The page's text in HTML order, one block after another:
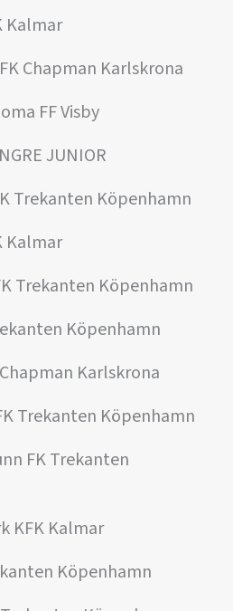
Kalmar
Chapman Karlskrona
FF Visby
JUNIOR
Trekanten Köpenhamn
Kalmar
Trekanten Köpenhamn
Köpenhamn
Karlskrona
Trekanten Köpenhamn
FK Trekanten
KFK Kalmar
Köpenhamn